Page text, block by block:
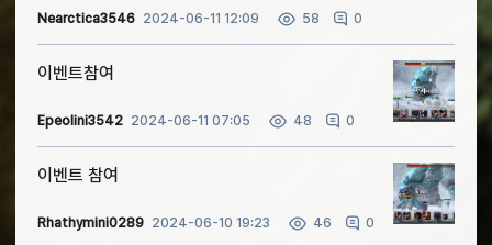
Nearctica3546 2024-06-11 12:09 58 0
이벤트참여
Epeolini3542 2024-06-11 07:05 48 0
이벤트 참여
Rhathymini0289 2024-06-10 19:23 46 0